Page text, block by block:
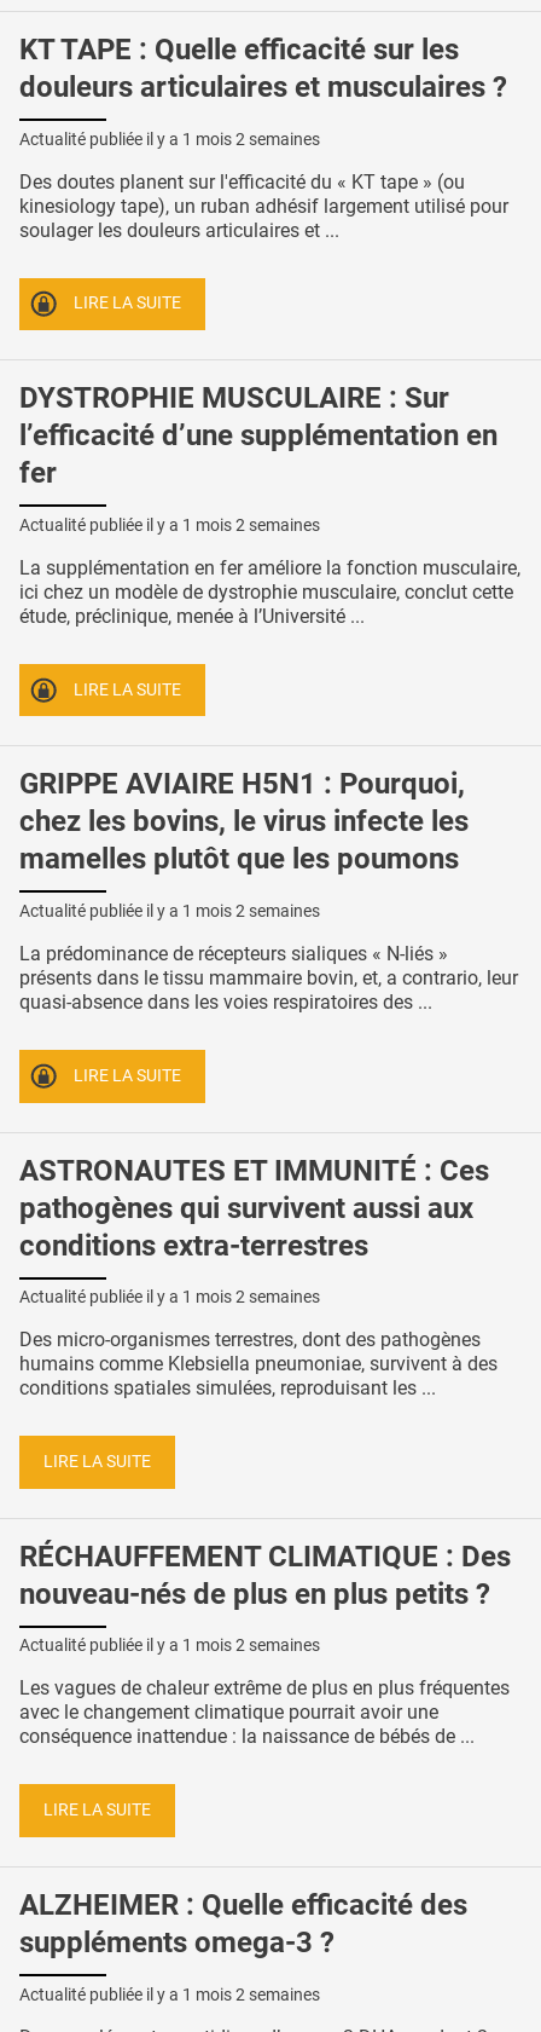
KT TAPE : Quelle efficacité sur les
douleurs articulaires et musculaires ?
Actualité publiée il y a 1 mois 2 semaines
Des doutes planent sur l'efficacité du « KT tape » (ou
kinesiology tape), un ruban adhésif largement utilisé pour
soulager les douleurs articulaires et ...
LIRE LA SUITE
DYSTROPHIE MUSCULAIRE : Sur
l’efficacité d’une supplémentation en
fer
Actualité publiée il y a 1 mois 2 semaines
La supplémentation en fer améliore la fonction musculaire,
ici chez un modèle de dystrophie musculaire, conclut cette
étude, préclinique, menée à l’Université ...
LIRE LA SUITE
GRIPPE AVIAIRE H5N1 : Pourquoi,
chez les bovins, le virus infecte les
mamelles plutôt que les poumons
Actualité publiée il y a 1 mois 2 semaines
La prédominance de récepteurs sialiques « N-liés »
présents dans le tissu mammaire bovin, et, a contrario, leur
quasi-absence dans les voies respiratoires des ...
LIRE LA SUITE
ASTRONAUTES ET IMMUNITÉ : Ces
pathogènes qui survivent aussi aux
conditions extra-terrestres
Actualité publiée il y a 1 mois 2 semaines
Des micro-organismes terrestres, dont des pathogènes
humains comme Klebsiella pneumoniae, survivent à des
conditions spatiales simulées, reproduisant les ...
LIRE LA SUITE
RÉCHAUFFEMENT CLIMATIQUE : Des
nouveau-nés de plus en plus petits ?
Actualité publiée il y a 1 mois 2 semaines
Les vagues de chaleur extrême de plus en plus fréquentes
avec le changement climatique pourrait avoir une
conséquence inattendue : la naissance de bébés de ...
LIRE LA SUITE
ALZHEIMER : Quelle efficacité des
suppléments omega-3 ?
Actualité publiée il y a 1 mois 2 semaines